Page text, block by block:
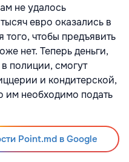
не удалось
евро оказались в
чтобы предъявить
нет. Теперь деньги,
полиции, смогут
и кондитерской,
им необходимо подать
Point.md в Google